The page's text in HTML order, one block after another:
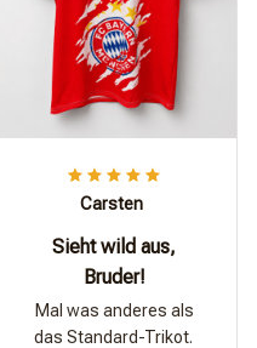
Carsten
Sieht wild aus,
Bruder!
Mal was anderes als
das Standard-Trikot.